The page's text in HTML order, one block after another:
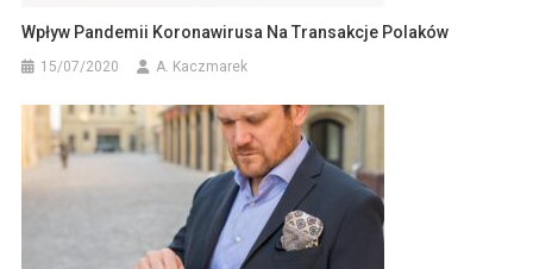
Wpływ Pandemii Koronawirusa Na Transakcje Polaków
15/07/2020 A. Kaczmarek